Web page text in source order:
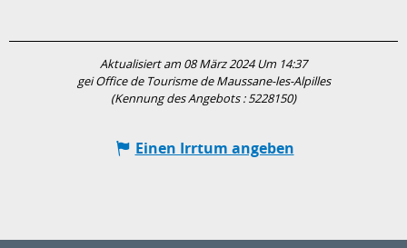
Aktualisiert am 08 März 2024 Um 14:37
gei Office de Tourisme de Maussane-les-Alpilles
(Kennung des Angebots :5228150)
Einen Irrtum angeben